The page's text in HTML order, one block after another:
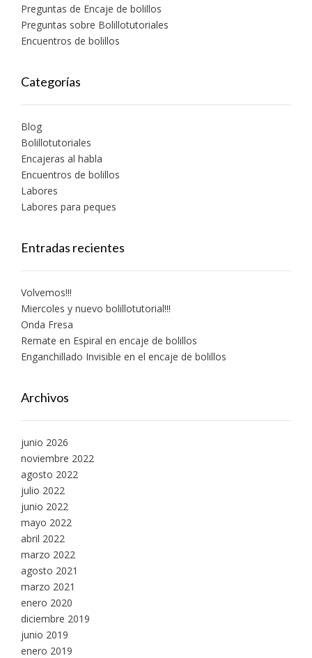
Preguntas de Encaje de bolillos
Preguntas sobre Bolillotutoriales
Encuentros de bolillos
Categorías
Blog
Bolillotutoriales
Encajeras al habla
Encuentros de bolillos
Labores
Labores para peques
Entradas recientes
Volvemos!!!
Miercoles y nuevo bolillotutorial!!!
Onda Fresa
Remate en Espiral en encaje de bolillos
Enganchillado Invisible en el encaje de bolillos
Archivos
junio 2026
noviembre 2022
agosto 2022
julio 2022
junio 2022
mayo 2022
abril 2022
marzo 2022
agosto 2021
marzo 2021
enero 2020
diciembre 2019
junio 2019
enero 2019